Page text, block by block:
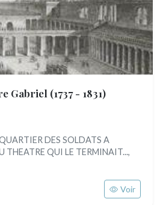
Gabriel (1737 - 1831)
DES SOLDATS A
THEATRE QUI LE TERMINAIT...,
Voir